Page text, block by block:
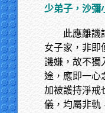
少弟子，沙彌
此應離譏
女子家，非即
譏嫌，故不獨
途，應即一心
加被護持淨戒
儀，均屬非軌